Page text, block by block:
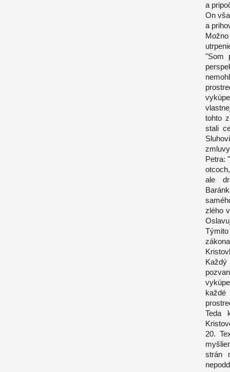
a
On
a
"Som
tohto
stali
Petra:
ale
zlého
Teda
20.
strán